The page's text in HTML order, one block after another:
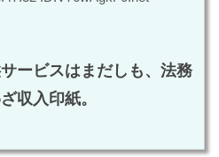
ービスはまだしも、法務
収入印紙。